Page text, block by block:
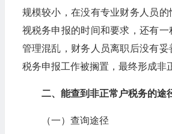
规模较小，在没有专业财务人员的
视税务申报的时间和要求，还有一
管理混乱，财务人员离职后没有
税务申报工作被搁置，最终形成非
二、能查到非正常户税务的途
（一）查询途径